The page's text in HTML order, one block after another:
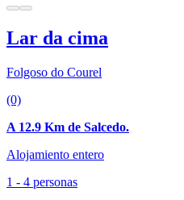
Lar da cima
Folgoso do Courel
(0)
A 12.9 Km de Salcedo.
Alojamiento entero
1 - 4 personas